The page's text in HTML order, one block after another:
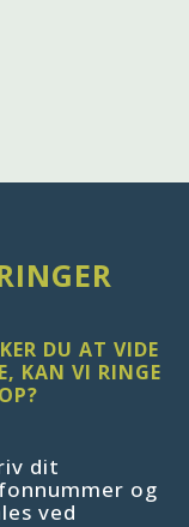
DU AT VIDE
KAN VI RINGE
dit
og
ved